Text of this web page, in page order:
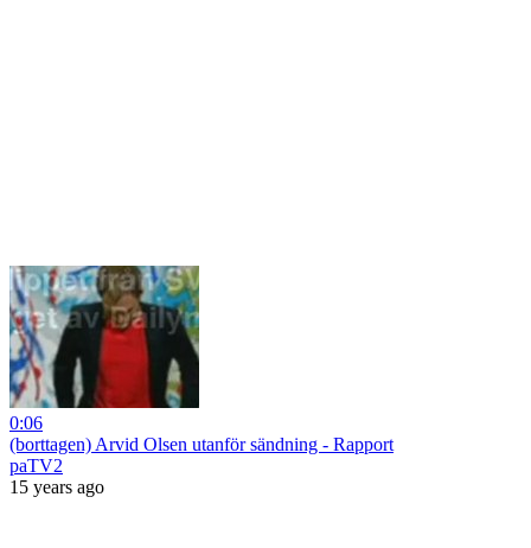
0:06
(borttagen) Arvid Olsen utanför sändning - Rapport
paTV2
15 years ago